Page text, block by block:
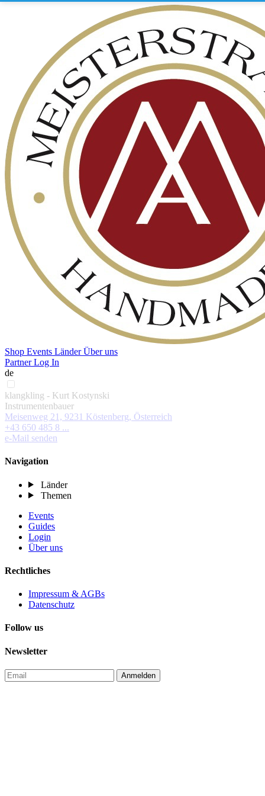
Shop Events LänderÜber uns
Partner Log In
de
klangkling - Kurt Kostynski
Instrumentenbauer
Meisenweg 21, 9231 Köstenberg, Österreich
+43 650 485 8 ...
e-Mail senden
Navigation
Länder
Themen
Events
Guides
Login
Über uns
Rechtliches
Impressum & AGBs
Datenschutz
Follow us
Newsletter
Anmelden